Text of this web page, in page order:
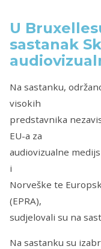
U
sastanak
Na sastanku,
visokih
predstavnika
EU-a za
audiovizualne
i
Norveške te
(EPRA),
sudjelovali su na
Na sastanku su